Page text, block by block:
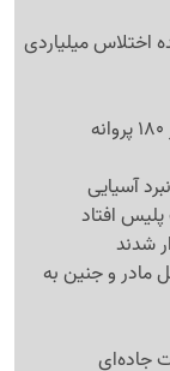
پرونده اختلاس میلیاردی
سینمای ایران در مسیر عدالت فرهنگی؛ صدور 180 پروانه
افتاد
مادر و جنین به